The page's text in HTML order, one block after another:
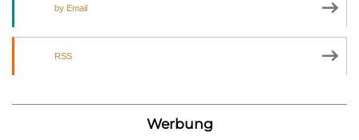
by Email
RSS
Werbung